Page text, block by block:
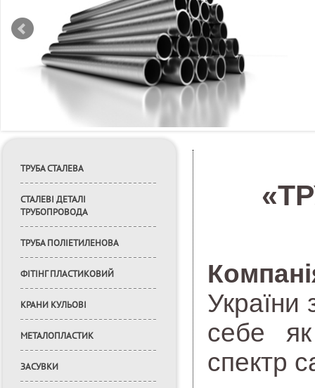
ТРУБА СТАЛЕВА
СТАЛЕВІ ДЕТАЛІ
ТРУБОПРОВОДА
ТРУБА ПОЛІЕТИЛЕНОВА
ФІТІНГ ПЛАСТИКОВИЙ
КРАНИ КУЛЬОВІ
МЕТАЛОПЛАСТИК
ЗАСУВКИ
України
себе
спектр